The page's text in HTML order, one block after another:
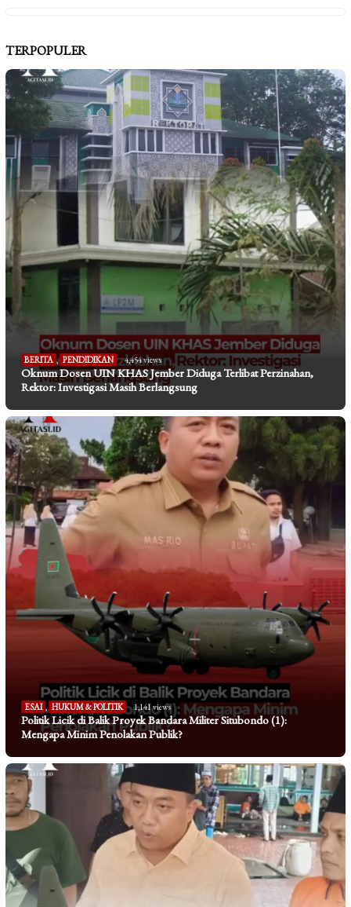
TERPOPULER
BERITA , PENDIDIKAN 4,454 views
Oknum Dosen UIN KHAS Jember Diduga Terlibat Perzinahan,
Rektor: Investigasi Masih Berlangsung
ESAI , HUKUM & POLITIK 1,141 views
Politik Licik di Balik Proyek Bandara Militer Situbondo (1):
Mengapa Minim Penolakan Publik?